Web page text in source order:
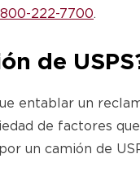
800-222-7700.
de
entablar un
de factores
un camión de